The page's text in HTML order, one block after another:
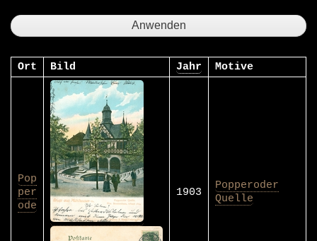
Ort Bild Jahr Motive
Pop
per
ode
1903
Popperoder
Quelle